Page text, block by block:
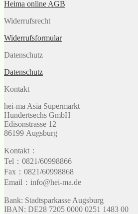
Heima online AGB
Widerrufsrecht
Widerrufsformular
Datenschutz
Datenschutz
Kontakt
hei-ma Asia Supermarkt
Hundertsechs GmbH
Edisonstrasse 12
86199 Augsburg
Kontakt：
Tel：0821/60998866
Fax：0821/60998868
Email：info@hei-ma.de
Bank: Stadtsparkasse Augsburg
IBAN: DE28 7205 0000 0251 1483 00